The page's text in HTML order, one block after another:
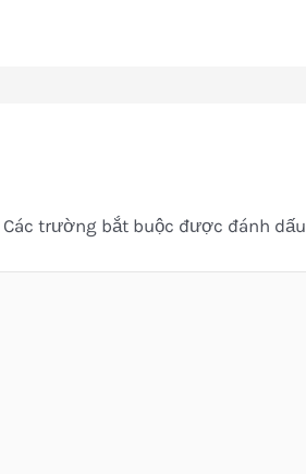
Các trường bắt buộc được đánh dấu